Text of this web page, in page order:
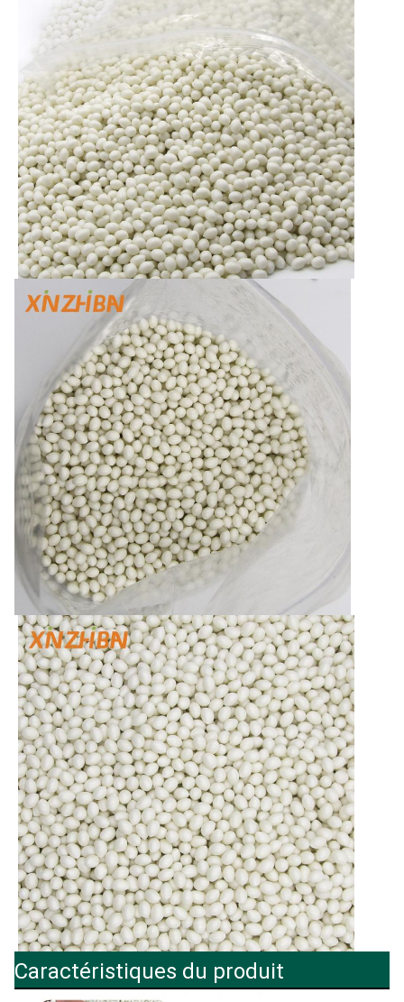
Caractéristiques du produit